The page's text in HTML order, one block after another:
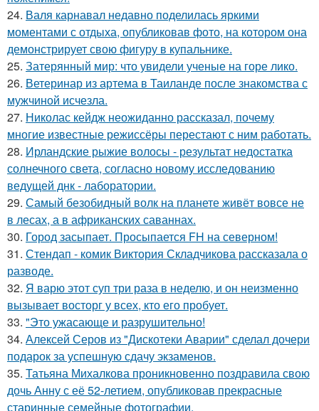
24. Валя карнавал недавно поделилась яркими
моментами с отдыха, опубликовав фото, на котором она
демонстрирует свою фигуру в купальнике.
25. Затерянный мир: что увидели ученые на горе лико.
26. Ветеринар из артема в Таиланде после знакомства с
мужчиной исчезла.
27. Николас кейдж неожиданно рассказал, почему
многие известные режиссёры перестают с ним работать.
28. Ирландские рыжие волосы - результат недостатка
солнечного света, согласно новому исследованию
ведущей днк - лаборатории.
29. Самый безобидный волк на планете живёт вовсе не
в лесах, а в африканских саваннах.
30. Город засыпает. Просыпается FH на северном!
31. Стендап - комик Виктория Складчикова рассказала о
разводе.
32. Я варю этот суп три раза в неделю, и он неизменно
вызывает восторг у всех, кто его пробует.
33. "Это ужасающе и разрушительно!
34. Алексей Серов из "Дискотеки Аварии" сделал дочери
подарок за успешную сдачу экзаменов.
35. Татьяна Михалкова проникновенно поздравила свою
дочь Анну с её 52-летием, опубликовав прекрасные
старинные семейные фотографии.